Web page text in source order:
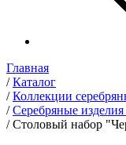
Главная
/Каталог
/Коллекции
/Серебряные
/Столовый набор